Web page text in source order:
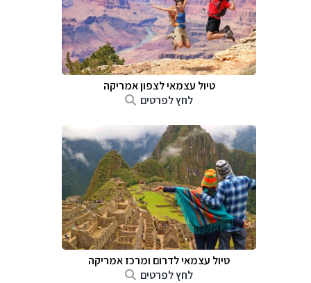
טיול עצמאי לצפון אמריקה
לחץ לפרטים
טיול עצמאי לדרום ומרכז אמריקה
לחץ לפרטים